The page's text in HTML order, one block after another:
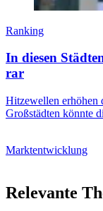
Ranking
In diesen
rar
Hitzewellen erhöhen
Großstädten könnte
Marktentwicklung
Relevante